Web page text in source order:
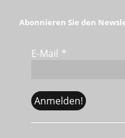
Abonnieren Sie den
E-Mail *